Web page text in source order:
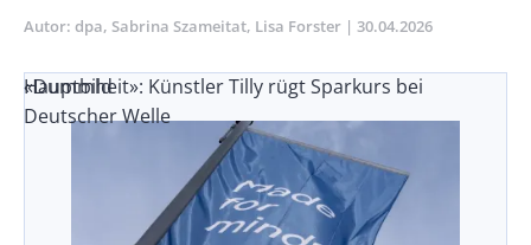
Autor dpa Sabrina Szameitat Lisa Forster Publikationsdatum
30.04.2026
«Dummheit»: Künstler Tilly rügt Sparkurs bei
Deutscher Welle
Hauptbild